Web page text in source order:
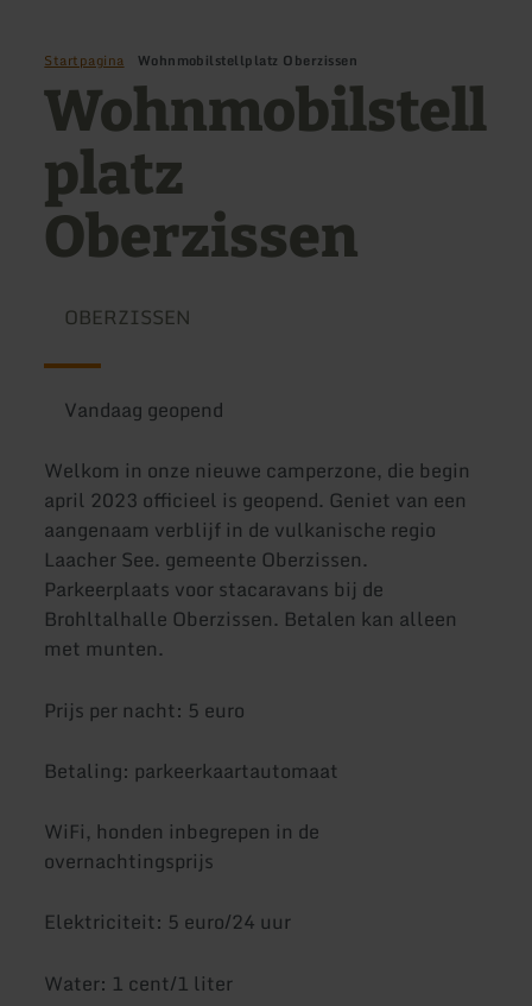
Startpagina Wohnmobilstellplatz Oberzissen
Wohnmobilstell
platz
Oberzissen
OBERZISSEN
Vandaag geopend
Welkom in onze nieuwe camperzone, die begin
april 2023 officieel is geopend. Geniet van een
aangenaam verblijf in de vulkanische regio
Laacher See. gemeente Oberzissen.
Parkeerplaats voor stacaravans bij de
Brohltalhalle Oberzissen. Betalen kan alleen
met munten.
Prijs per nacht: 5 euro
Betaling: parkeerkaartautomaat
WiFi, honden inbegrepen in de
overnachtingsprijs
Elektriciteit: 5 euro/24 uur
Water: 1 cent/1 liter